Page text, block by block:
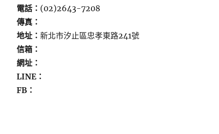
電話： (02)2643-7208
傳真：
地址：新北市汐止區忠孝東路241號
信箱：
網址：
LINE：
FB：